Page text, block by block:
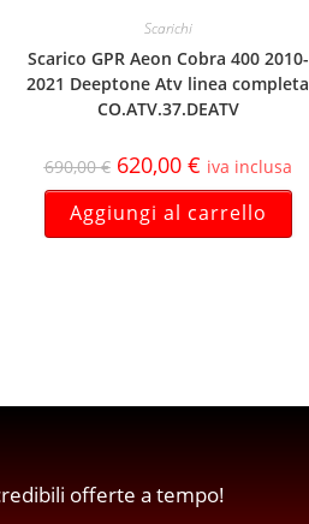
Scarichi
Scarico GPR Aeon Cobra 400 2010-
2021 Deeptone Atv linea completa
CO.ATV.37.DEATV
690,00€ 620,00 € iva inclusa
Aggiungi al carrello
offerte a tempo!